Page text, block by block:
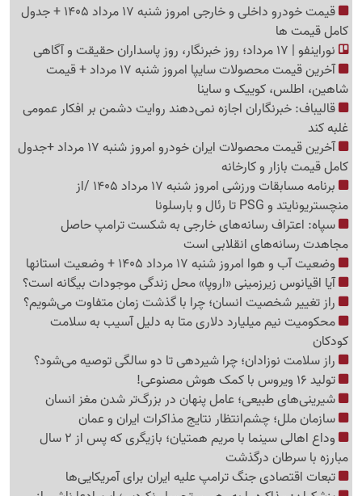
قیمت خودرو داخلی و خارجی امروز شنبه 17 مرداد 1405 + جدول
کامل قیمت ها
نوراینفو | 17 مرداد؛ روز خبرنگار، روز پاسداران حقیقت و آگاهی
آخرین قیمت محصولات سایپا امروز شنبه 17 مرداد + قیمت
شاهین، اطلس، کوییک و ساینا
قالیباف: خبرنگاران اجازه نمی‌دهند روایت دشمن بر افکار عمومی
غلبه کند
آخرین قیمت محصولات ایران خودرو امروز شنبه 17 مرداد +جدول
کامل قیمت بازار و کارخانه
برنامه مسابقات ورزشی امروز شنبه 17 مرداد 1405 /از
منچستریونایتد و PSG تا رئال و بارسلونا
سپاه: اعتراف رسانه‌های خارجی به شکست ترامپ حاصل
مجاهدت رسانه‌های انقلابی است
وضعیت آب و هوا امروز شنبه 17 مرداد 1405 + وضعیت استانها
آیا اقیانوس زیرزمینی «اروپا» محل زندگی موجودات بیگانه است؟
راز تغییر شخصیت انسان؛ چرا با گذشت زمان متفاوت می‌شویم؟
محکومیت نیم میلیارد دلاری متا به دلیل آسیب به سلامت
کودکان
راز سلامت نوزادان؛ چرا شیردهی تا دو سالگی توصیه می‌شود؟
تولید 16 ویروس با کمک هوش مصنوعی!
شیرینی‌های طبیعی؛ عامل پنهان در بزرگ‌تر شدن مغز انسان
سازمان ملل؛ چشم‌انتظار نتایج مذاکرات ایران و عمان
وداع اهالی سینما با مریم همتیان؛ بازیگری که پس از 2 سال
مبارزه با سرطان درگذشت
تبعات اقتصادی جنگ ترامپ علیه ایران برای آمریکایی‌ها